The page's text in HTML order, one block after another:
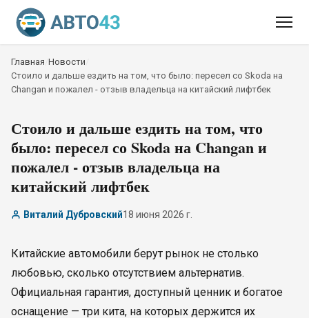
Главная Новости
Стоило и дальше ездить на том, что было: пересел со Skoda на
Changan и пожалел - отзыв владельца на китайский лифтбек
Стоило и дальше ездить на том, что
было: пересел со Skoda на Changan и
пожалел - отзыв владельца на
китайский лифтбек
Виталий Дубровский18 июня 2026 г.
Китайские автомобили берут рынок не столько
любовью, сколько отсутствием альтернатив.
Официальная гарантия, доступный ценник и богатое
оснащение — три кита, на которых держится их